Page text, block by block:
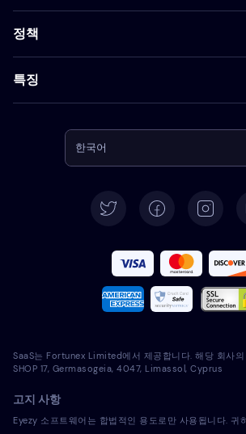
정책
특징
한국어
Deutsch
Español
Français
Português
SaaS는 Fortunex Limited에서 제공합니다. 해당 회사
SHOP 17, Germasogeia, 4047, Limassol, Cyprus
고지 사항